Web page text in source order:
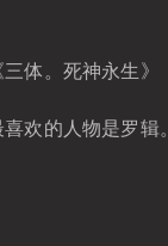
体。死神永生》
欢的人物是罗辑。